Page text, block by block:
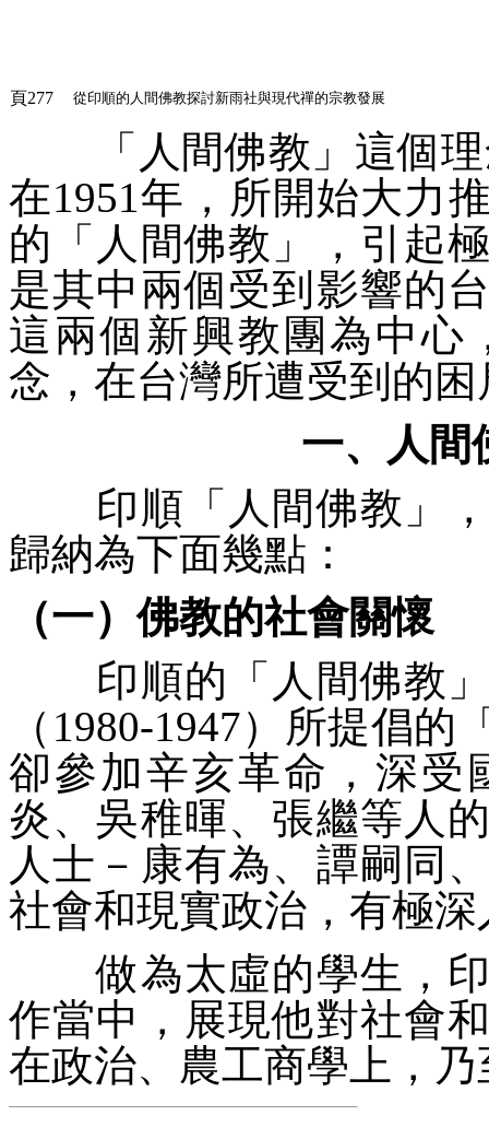
頁277 從印順的人間佛教探討新雨社與現代禪的宗教發展
「 人間佛教 」這個
在1951年，所開始大力
的「 人間佛教 」，引起
是其中兩個受到影響的
這兩個新興教團為中心
念，在台灣所遭受到的困
一、人間
印順「 人間佛教 」
歸納為下面幾點：
（一）佛教的社會關懷
印順的「 人間佛教
（1980-1947）所提倡的
卻參加辛亥革命，深受
炎、吳稚暉、張繼等人
人士－康有為、譚嗣同
社會和現實政治，有極
做為太虛的學生，印
作當中，展現他對社會
在政治、農工商學上，